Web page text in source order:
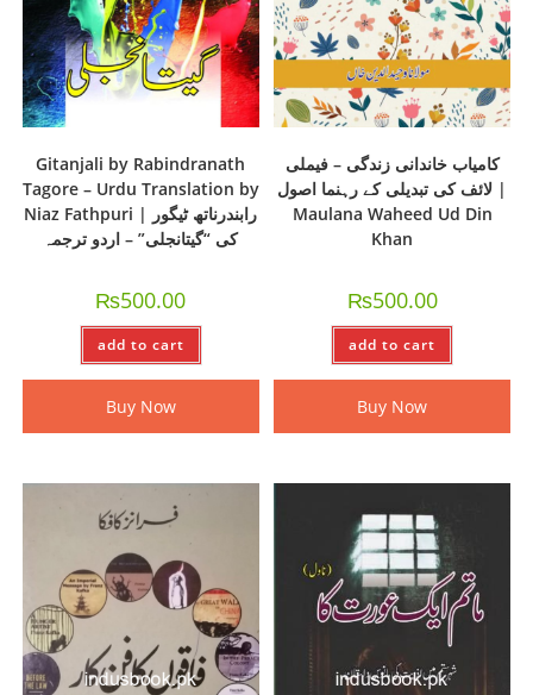
Gitanjali by Rabindranath
Tagore – Urdu Translation by
Niaz Fathpuri | رابندرناتھ ٹیگور
کی “گیتانجلی” – اردو ترجمہ
₨500.00
add to cart
Buy Now
کامیاب خاندانی زندگی – فیملی
لائف کی تبدیلی کے رہنما اصول |
Maulana Waheed Ud Din
Khan
₨500.00
add to cart
Buy Now